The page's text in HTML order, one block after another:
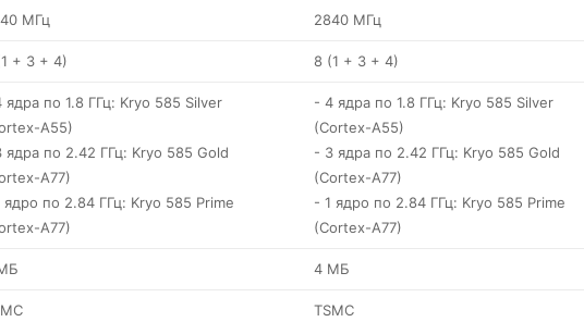
МГц 2840 МГц
+ 3 + 4) 8 (1 + 3 + 4)
ядра по 1.8 ГГц: Kryo 585 Silver
A55)
ядра по 2.42 ГГц: Kryo 585 Gold
A77)
ядро по 2.84 ГГц: Kryo 585 Prime
A77)
- 4 ядра по 1.8 ГГц: Kryo 585 Silver
(Cortex-A55)
- 3 ядра по 2.42 ГГц: Kryo 585 Gold
(Cortex-A77)
- 1 ядро по 2.84 ГГц: Kryo 585 Prime
(Cortex-A77)
4 МБ
TSMC